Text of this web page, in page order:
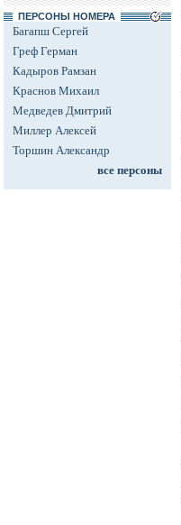
ПЕРСОНЫ НОМЕРА
Багапш Сергей
Греф Герман
Кадыров Рамзан
Краснов Михаил
Медведев Дмитрий
Миллер Алексей
Торшин Александр
все персоны